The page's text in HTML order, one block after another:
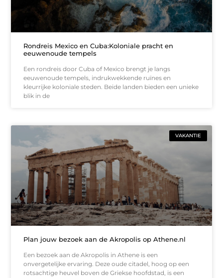
Rondreis Mexico en Cuba:Koloniale pracht en
eeuwenoude tempels
Een rondreis door Cuba of Mexico brengt je langs
eeuwenoude tempels, indrukwekkende ruïnes en
kleurrijke koloniale steden. Beide landen bieden een unieke
blik in de
VAKANTIE
Plan jouw bezoek aan de Akropolis op Athene.nl
Een bezoek aan de Akropolis in Athene is een
onvergetelijke ervaring. Deze oude citadel, hoog op een
rotsachtige heuvel boven de Griekse hoofdstad, is een